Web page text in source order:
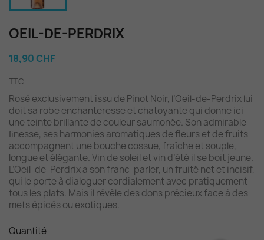
OEIL-DE-PERDRIX
18,90 CHF
TTC
Rosé exclusivement issu de Pinot Noir, l’Oeil-de-Perdrix lui
doit sa robe enchanteresse et chatoyante qui donne ici
une teinte brillante de couleur saumonée. Son admirable
ﬁnesse, ses harmonies aromatiques de ﬂeurs et de fruits
accompagnent une bouche cossue, fraîche et souple,
longue et élégante. Vin de soleil et vin d’été il se boit jeune.
L’Oeil-de-Perdrix a son franc-parler, un fruité net et incisif,
qui le porte à dialoguer cordialement avec pratiquement
tous les plats. Mais il révèle des dons précieux face à des
mets épicés ou exotiques.
Quantité